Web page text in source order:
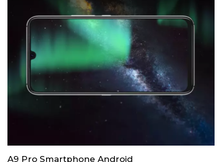
A9 Pro Smartphone Android